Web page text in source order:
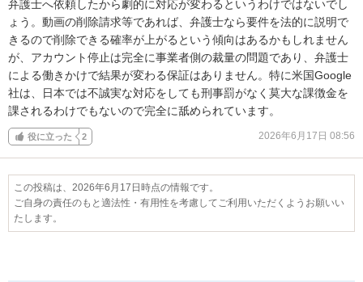
弁護士へ依頼したから劇的に対応が変わるというわけではないでし
ょう。動画の削除請求等であれば、弁護士なら要件を法的に説明で
きるので削除できる確率が上がるという傾向はあるかもしれません
が、アカウント停止は完全に事業者側の裁量の問題であり、弁護士
による働きかけで結果が変わる保証はありません。特に米国Google
社は、日本では不誠実な対応をしても刑事罰がなく莫大な課徴金を
課されるわけでもないので完全に舐められています。
役に立った 2 2026年6月17日 08:56
この投稿は、2026年6月17日時点の情報です。
ご自身の責任のもと適法性・有用性を考慮してご利用いただくようお願いい
たします。